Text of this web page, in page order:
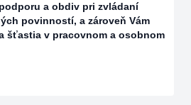
a obdiv pri zvládaní
povinností, a zároveň Vám
šťastia v pracovnom a osobnom